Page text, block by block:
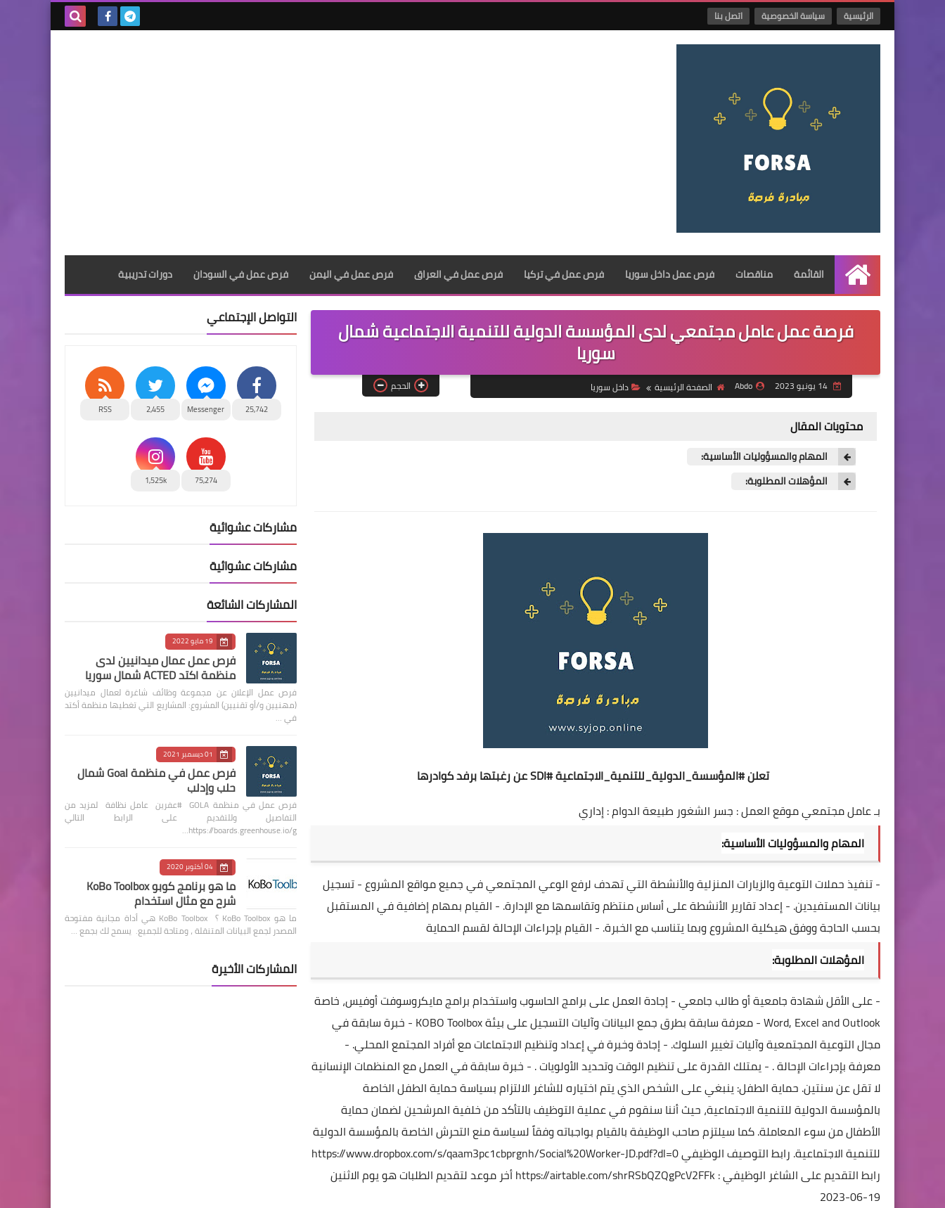
الرئيسية سياسة الخصوصية اتصل بنا
الرئيسية
القائمة مناقصات فرص عمل داخل سوريا فرص عمل في تركيا فرص عمل في العراق فرص عمل في اليمن فرص عمل في السودان دورات تدريبية
فرصة عمل عامل مجتمعي لدى المؤسسة الدولية للتنمية الاجتماعية شمال
سوريا
14 يونيو 2023 Abdo الصفحة الرئيسية داخل سوريا الحجم
محتويات المقال
المهام والمسؤوليات الأساسية:
المؤهلات المطلوبة:
تعلن#المؤسسة_الدولية_للتنمية_الاجتماعية#SDI
عن رغبتها برفد كوادرها
بـ عامل مجتمعيموقع العمل : جسر الشغور طبيعة الدوام : إداري
المهام والمسؤوليات الأساسية:
- تنفيذ حملات التوعية والزيارات المنزلية والأنشطة التي تهدف لرفع الوعي المجتمعي في جميع مواقع المشروع- تسجيل
بيانات المستفيدين. - إعداد تقارير الأنشطة على أساس منتظم وتقاسمها مع الإدارة. - القيام بمهام إضافية في المستقبل
بحسب الحاجة ووفق هيكلية المشروع وبما يتناسب مع الخبرة. - القيام بإجراءات الإحالة لقسم الحماية
المؤهلات المطلوبة:
- على الأقل شهادة جامعية أو طالب جامعي- إجادة العمل على برامج الحاسوب واستخدام برامج مايكروسوفت أوفيس، خاصة
Word, Excel and Outlook- معرفة سابقة بطرق جمع البيانات وآليات التسجيل على بيئة KOBO Toolbox
- خبرة سابقة في
مجال التوعية المجتمعية وآليات تغيير السلوك. - إجادة وخبرة في إعداد وتنظيم الاجتماعات مع أفراد المجتمع المحلي. -
معرفة بإجراءات الإحالة . - يمتلك القدرة على تنظيم الوقت وتحديد الأولويات . - خبرة سابقة في العمل مع المنظمات الإنسانية
لا تقل عن سنتين. حماية الطفل: ينبغي على الشخص الذي يتم اختياره للشاغر الالتزام بسياسة حماية الطفل الخاصة
بالمؤسسة الدولية للتنمية الاجتماعية، حيث أننا سنقوم في عملية التوظيف بالتأكد من خلفية المرشحين لضمان حماية
الأطفال من سوء المعاملة.كما سيلتزم صاحب الوظيفة بالقيام بواجباته وفقاً لسياسة منع التحرش الخاصة بالمؤسسة الدولية
للتنمية الاجتماعية. رابط التوصيف الوظيفيhttps://www.dropbox.com/s/qaam3pc1cbprgnh/Social%20Worker-JD.pdf?dl=0
رابط التقديم على الشاغر الوظيفي :https://airtable.com/shrRSbQZQgPcV2FFkأخر موعد لتقديم الطلبات هو يوم الاثنين
19-06-2023
التواصل الإجتماعي
25,742
Messenger
2,455
RSS
75,274
1,525k
مشاركات عشوائية
مشاركات عشوائية
المشاركات الشائعة
19 مايو 2022
فرص عمل عمال ميدانيين لدى
منظمة اكتد ACTED شمال سوريا
فرص عمل الإعلان عن مجموعة وظائف شاغرة لعمال ميدانيين
(مهنيين و/أو تقنيين) المشروع: المشاريع التي تغطيها منظمة أكتد
في …
01 ديسمبر 2021
فرص عمل في منظمة Goal شمال
حلب وإدلب
فرص عمل في منظمة GOLA #عفرين عامل نظافة لمزيد من
التفاصيل وللتقديم على الرابط التالي
https://boards.greenhouse.io/g…
04 أكتوبر 2020
ما هو برنامج كوبو KoBo Toolbox
شرح مع مثال استخدام
ما هو KoBo Toolbox ؟ KoBo Toolbox هي أداة مجانية مفتوحة
المصدر لجمع البيانات المتنقلة ، ومتاحة للجميع. يسمح لك بجمع …
المشاركات الأخيرة